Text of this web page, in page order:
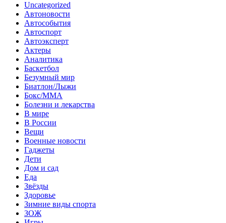
Uncategorized
Автоновости
Автособытия
Автоспорт
Автоэксперт
Актеры
Аналитика
Баскетбол
Безумный мир
Биатлон/Лыжи
Бокс/MMA
Болезни и лекарства
В мире
В России
Вещи
Военные новости
Гаджеты
Дети
Дом и сад
Еда
Звёзды
Здоровье
Зимние виды спорта
ЗОЖ